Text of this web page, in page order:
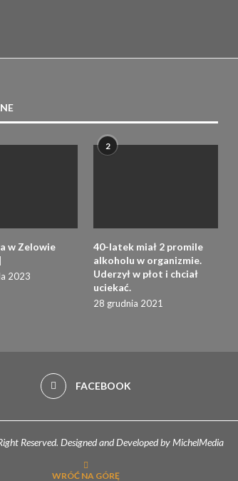
w Zelowie
2023
2
40-latek miał 2 promile
alkoholu w organizmie.
Uderzył w płot i chciał
uciekać.
28 grudnia 2021
FACEBOOK
Reserved. Designed and Developed by MichelMedia
WRÓĆ NA GÓRĘ